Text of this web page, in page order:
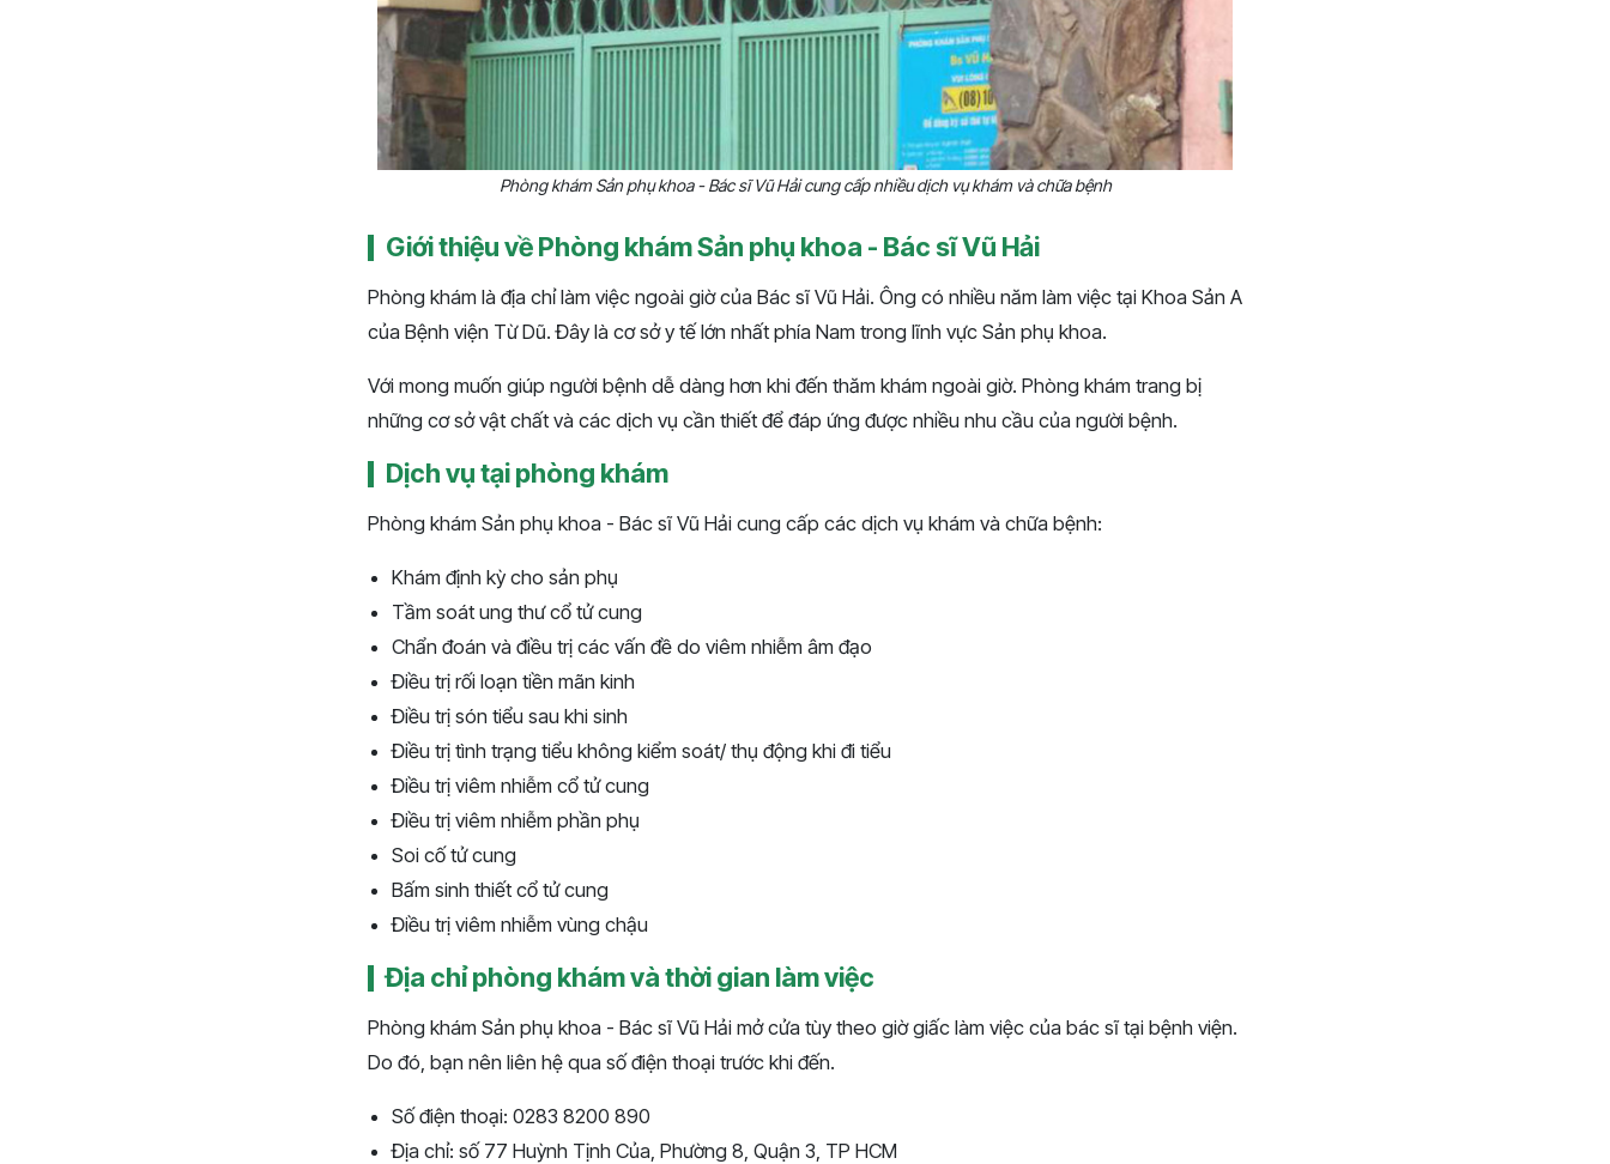
Phòng khám Sản phụ khoa - Bác sĩ Vũ Hải cung cấp nhiều dịch vụ khám và chữa bệnh
Giới thiệu về Phòng khám Sản phụ khoa - Bác sĩ Vũ Hải
Phòng khám là địa chỉ làm việc ngoài giờ của Bác sĩ Vũ Hải. Ông có nhiều năm làm việc tại Khoa Sản A
của Bệnh viện Từ Dũ. Đây là cơ sở y tế lớn nhất phía Nam trong lĩnh vực Sản phụ khoa.
Với mong muốn giúp người bệnh dễ dàng hơn khi đến thăm khám ngoài giờ. Phòng khám trang bị
những cơ sở vật chất và các dịch vụ cần thiết để đáp ứng được nhiều nhu cầu của người bệnh.
Dịch vụ tại phòng khám
Phòng khám Sản phụ khoa - Bác sĩ Vũ Hải cung cấp các dịch vụ khám và chữa bệnh:
Khám định kỳ cho sản phụ
Tầm soát ung thư cổ tử cung
Chẩn đoán và điều trị các vấn đề do viêm nhiễm âm đạo
Điều trị rối loạn tiền mãn kinh
Điều trị són tiểu sau khi sinh
Điều trị tình trạng tiểu không kiểm soát/ thụ động khi đi tiểu
Điều trị viêm nhiễm cổ tử cung
Điều trị viêm nhiễm phần phụ
Soi cố tử cung
Bấm sinh thiết cổ tử cung
Điều trị viêm nhiễm vùng chậu
Địa chỉ phòng khám và thời gian làm việc
Phòng khám Sản phụ khoa - Bác sĩ Vũ Hải mở cửa tùy theo giờ giấc làm việc của bác sĩ tại bệnh viện.
Do đó, bạn nên liên hệ qua số điện thoại trước khi đến.
Số điện thoại: 0283 8200 890
Địa chỉ: số 77 Huỳnh Tịnh Của, Phường 8, Quận 3, TP HCM